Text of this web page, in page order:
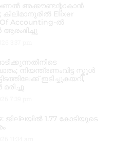
അക്കൗണ്ടന്റാകാൻ
Elixer
Accounting-ൽ
നിയന്ത്രണംവിട്ട സ്കൂൾ
ഇടിച്ചുകയറി,
ജില്ലയിൽ 1.77 കോടിയുടെ